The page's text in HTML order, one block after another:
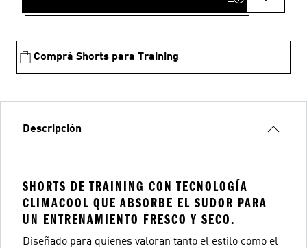
Comprá Shorts para Training
Descripción
SHORTS DE TRAINING CON TECNOLOGÍA
CLIMACOOL QUE ABSORBE EL SUDOR PARA
UN ENTRENAMIENTO FRESCO Y SECO.
Diseñado para quienes valoran tanto el estilo como el